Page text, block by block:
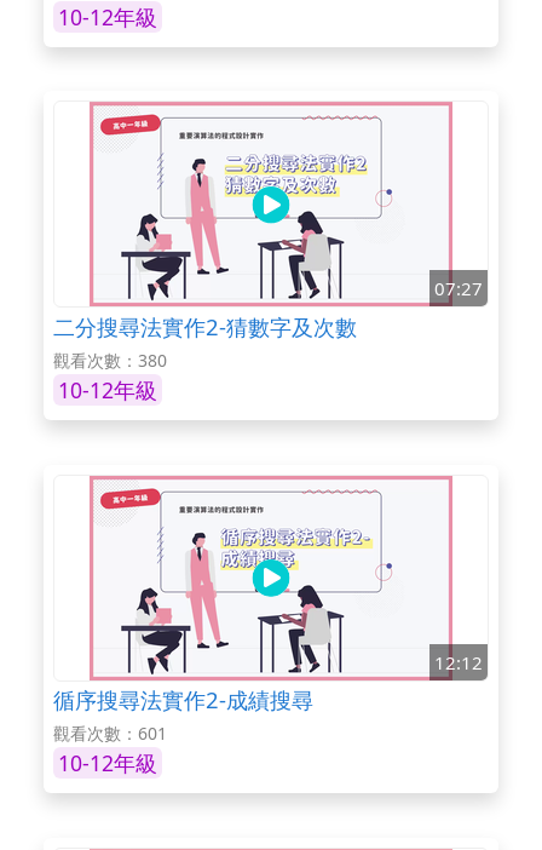
10-12年級
07:27
二分搜尋法實作2-猜數字及次數
觀看次數：380
10-12年級
12:12
循序搜尋法實作2-成績搜尋
觀看次數：601
10-12年級